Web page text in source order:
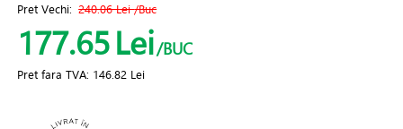
Pret Vechi: 240.06 Lei/Buc
177.65Lei/BUC
Pret fara TVA: 146.82 Lei